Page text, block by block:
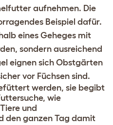
aufnehmen. Die
Beispiel dafür.
eines Geheges mit
sondern ausreichend
eignen sich Obstgärten
vor Füchsen sind.
werden, sie begibt
wie
und
den ganzen Tag damit